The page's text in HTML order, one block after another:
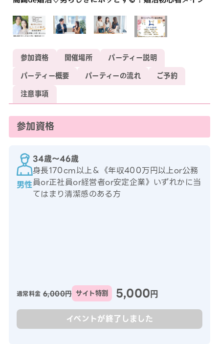
参加資格 開催場所
パーティー説明
パーティー概要
パーティーの流れ
ご予約
注意事項
参加資格
男性
34歳〜46歳
身長170cm以上＆《年収400万円以上or公務
員or正社員or経営者or安定企業》いずれかに当
てはまり清潔感のある方
通常料金 6,000円 サイト特割 5,000円
イベントが終了しました